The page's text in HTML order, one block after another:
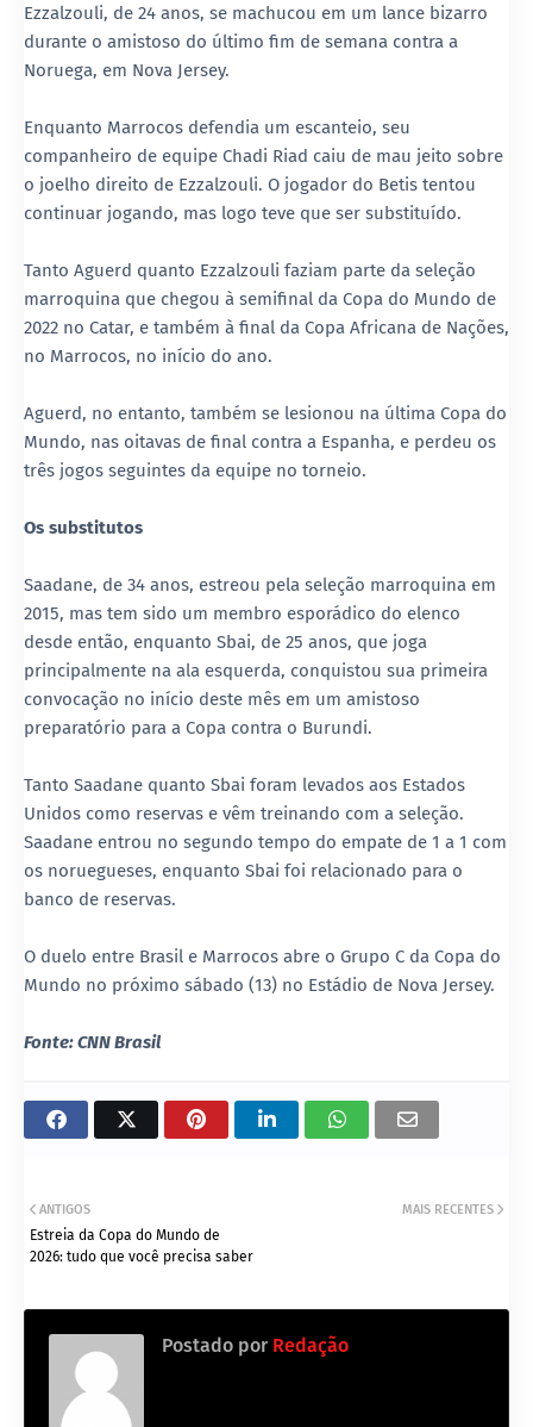
Ezzalzouli, de 24 anos, se machucou em um lance bizarro
durante o amistoso do último fim de semana contra a
Noruega, em Nova Jersey.
Enquanto Marrocos defendia um escanteio, seu
companheiro de equipe Chadi Riad caiu de mau jeito sobre
o joelho direito de Ezzalzouli. O jogador do Betis tentou
continuar jogando, mas logo teve que ser substituído.
Tanto Aguerd quanto Ezzalzouli faziam parte da seleção
marroquina que chegou à semifinal da Copa do Mundo de
2022 no Catar, e também à final da Copa Africana de Nações,
no Marrocos, no início do ano.
Aguerd, no entanto, também se lesionou na última Copa do
Mundo, nas oitavas de final contra a Espanha, e perdeu os
três jogos seguintes da equipe no torneio.
Os substitutos
Saadane, de 34 anos, estreou pela seleção marroquina em
2015, mas tem sido um membro esporádico do elenco
desde então, enquanto Sbai, de 25 anos, que joga
principalmente na ala esquerda, conquistou sua primeira
convocação no início deste mês em um amistoso
preparatório para a Copa contra o Burundi.
Tanto Saadane quanto Sbai foram levados aos Estados
Unidos como reservas e vêm treinando com a seleção.
Saadane entrou no segundo tempo do empate de 1 a 1 com
os noruegueses, enquanto Sbai foi relacionado para o
banco de reservas.
O duelo entre Brasil e Marrocos abre o Grupo C da Copa do
Mundo no próximo sábado (13) no Estádio de Nova Jersey.
Fonte: CNN Brasil
MAIS RECENTES
ANTIGOS
Estreia da Copa do Mundo de
2026: tudo que você precisa saber
Postado por Redação